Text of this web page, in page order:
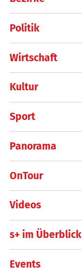
Politik
Wirtschaft
Kultur
Sport
Panorama
OnTour
Videos
s+ im Überblick
Events